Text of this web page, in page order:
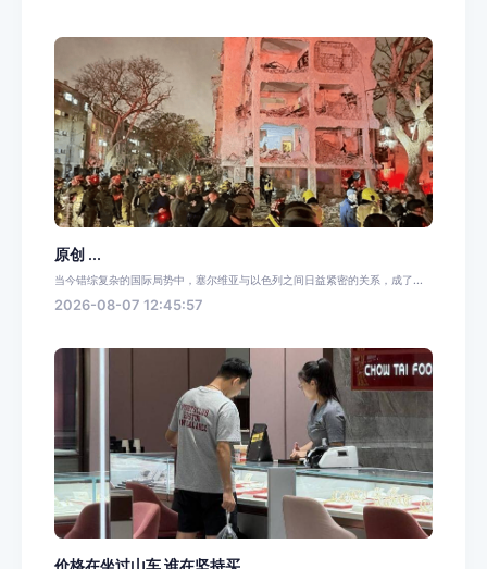
原创 ...
当今错综复杂的国际局势中，塞尔维亚与以色列之间日益紧密的关系，成了...
2026-08-07 12:45:57
价格在坐过山车 谁在坚持买...